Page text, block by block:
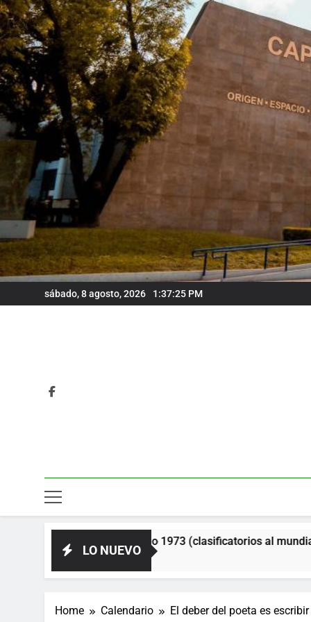
Skip
to
content
sábado, 8 agosto, 2026 1:37:26 PM
LO NUEVO
Año 1973 (clasificatorios al mundial Alemania 1974)
Home Calendario El deber del poeta es escribir